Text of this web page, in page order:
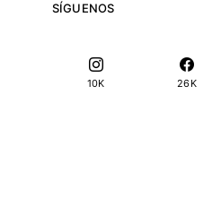
SÍGUENOS
10K 26K